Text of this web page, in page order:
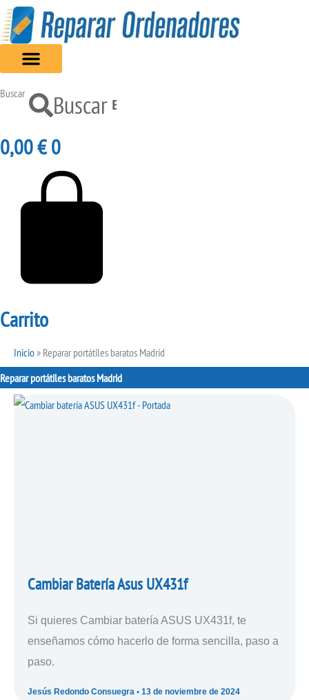
Buscar Buscar
0,00€0
Carrito
Inicio»Reparar portátiles baratos Madrid
Reparar portátiles baratos Madrid
Cambiar Batería Asus UX431f
Si quieres Cambiar batería ASUS UX431f, te
enseñamos cómo hacerlo de forma sencilla, paso a
paso.
Jesús Redondo Consuegra 13 de noviembre de 2024